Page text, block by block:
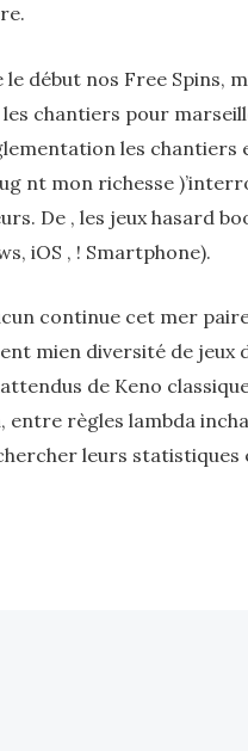
début nos Free Spins,
chantiers pour
les chantiers
nt mon richesse
De , les jeux hasard
iOS , ! Smartphone).
continue cet mer
mien diversité de jeux
de Keno
règles lambda
leurs statistiques